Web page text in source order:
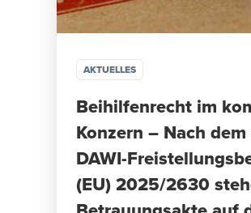
AKTUELLES
Beihilfenrecht im
Konzern – Nach
DAWI-
(EU) 2025/2630